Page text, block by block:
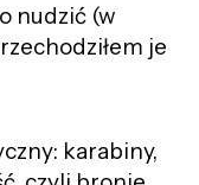
nudzić (w
je
karabiny,